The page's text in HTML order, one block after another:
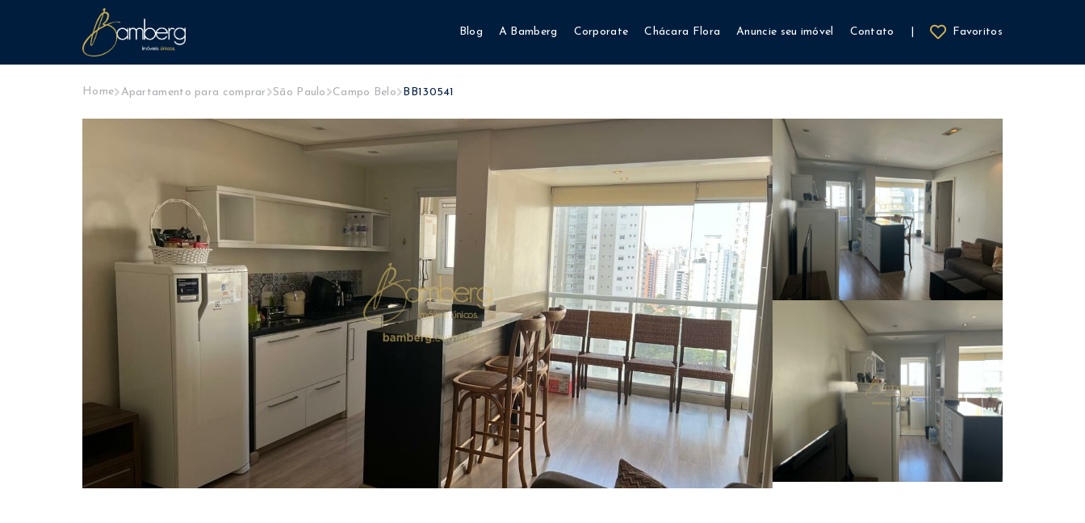
Blog A Bamberg Corporate Chácara Flora Anuncie seu imóvel Contato Favoritos
Home Apartamento para comprar São Paulo Campo Belo BB130541